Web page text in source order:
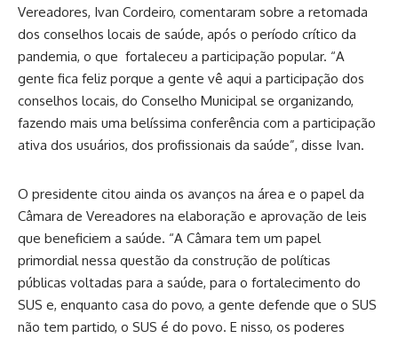
Vereadores, Ivan Cordeiro, comentaram sobre a retomada
dos conselhos locais de saúde, após o período crítico da
pandemia, o que fortaleceu a participação popular. “A
gente fica feliz porque a gente vê aqui a participação dos
conselhos locais, do Conselho Municipal se organizando,
fazendo mais uma belíssima conferência com a participação
ativa dos usuários, dos profissionais da saúde”, disse Ivan.
O presidente citou ainda os avanços na área e o papel da
Câmara de Vereadores na elaboração e aprovação de leis
que beneficiem a saúde. “A Câmara tem um papel
primordial nessa questão da construção de políticas
públicas voltadas para a saúde, para o fortalecimento do
SUS e, enquanto casa do povo, a gente defende que o SUS
não tem partido, o SUS é do povo. E nisso, os poderes